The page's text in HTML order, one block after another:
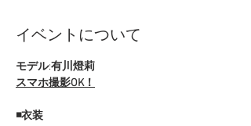
イベントについて
モデル:有川燈莉
スマホ撮影OK！
◾️衣装